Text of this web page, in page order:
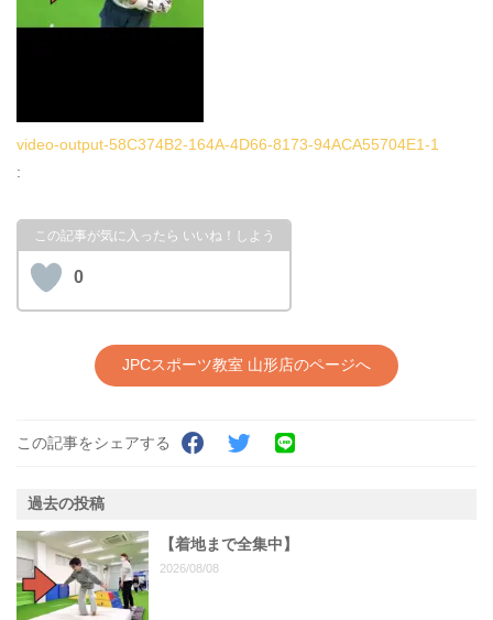
video-output-58C374B2-164A-4D66-8173-94ACA55704E1-1
:
0
JPCスポーツ教室 山形店のページへ
この記事をシェアする
過去の投稿
【着地まで全集中】
2026/08/08